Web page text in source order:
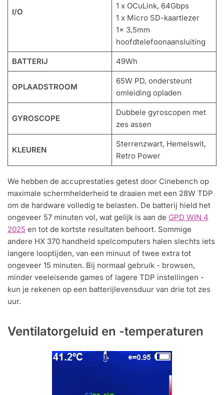
I/O
1 x OCuLink, 64Gbps
1 x Micro SD-kaartlezer
1x 3,5mm
hoofdtelefoonaansluiting
BATTERIJ 49Wh
OPLAADSTROOM
65W PD, ondersteunt
omleiding opladen
GYROSCOPE
Dubbele gyroscopen met
zes assen
KLEUREN
Sterrenzwart, Hemelswit,
Retro Power
We hebben de accuprestaties getest door Cinebench op
maximale schermhelderheid te draaien met een 28W TDP
om de hardware volledig te belasten. De batterij hield het
ongeveer 57 minuten vol, wat gelijk is aan de GPD WIN 4
2025 en tot de kortste resultaten behoort. Sommige
andere HX 370 handheld spelcomputers halen slechts iets
langere looptijden, van een minuut of twee extra tot
ongeveer 15 minuten. Bij normaal gebruik - browsen,
minder veeleisende games of lagere TDP instellingen -
kun je rekenen op een batterijlevensduur van drie tot zes
uur.
Ventilatorgeluid en -temperaturen